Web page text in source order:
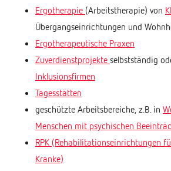
Ergotherapie (Arbeitstherapie) von
Übergangseinrichtungen und
Ergotherapeutische Praxen
Zuverdienstprojekte selbstständig
Inklusionsfirmen
Tagesstätten
geschützte Arbeitsbereiche, z.B. in
Menschen mit psychischen
RPK (Rehabilitationseinrichtungen
Kranke)